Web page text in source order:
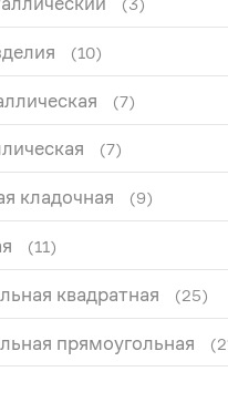
(3)
(10)
(7)
(7)
кладочная (9)
(11)
квадратная (25)
прямоугольная